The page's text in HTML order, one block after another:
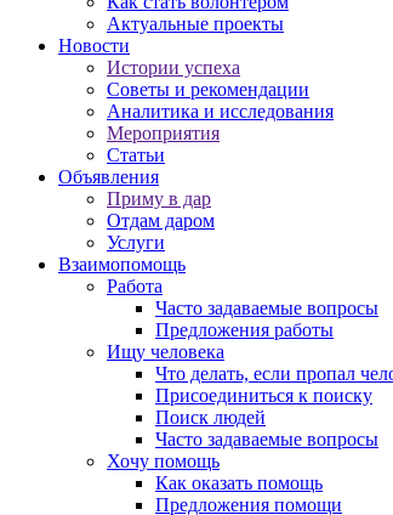
Актуальные проекты
Новости
Истории успеха
Советы и рекомендации
Аналитика и исследования
Мероприятия
Статьи
Объявления
Приму в дар
Отдам даром
Услуги
Взаимопомощь
Работа
Часто задаваемые вопросы
Предложения работы
Ищу человека
Что делать, если пропал
Присоединиться к поиску
Поиск людей
Часто задаваемые вопросы
Хочу помощь
Как оказать помощь
Предложения помощи